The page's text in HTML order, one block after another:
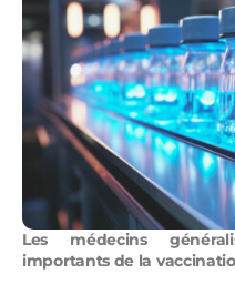
Les médecins
importants de la